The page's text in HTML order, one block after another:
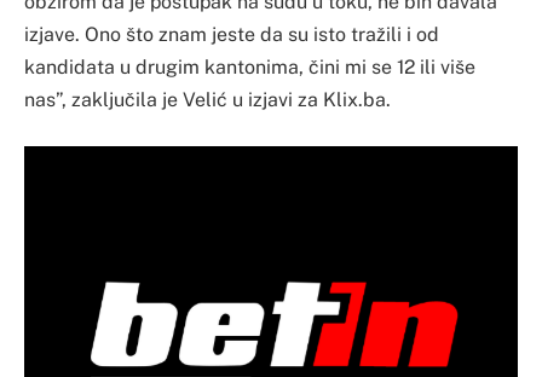
izjave. Ono što znam jeste da su isto tražili i od
kandidata u drugim kantonima, čini mi se 12 ili više
nas”, zaključila je Velić u izjavi za Klix.ba.